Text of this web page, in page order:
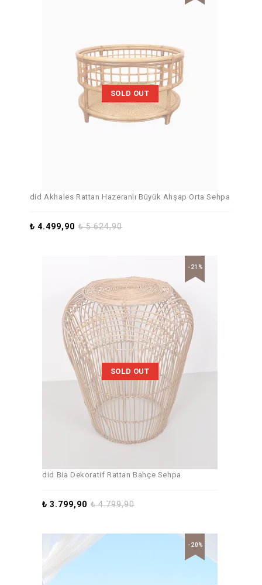
SOLD OUT
did Akhales Rattan Hazeranlı Büyük Ahşap Orta Sehpa
₺5.624,90
₺ 4.499,90
SOLD OUT
-21%
did Bia Dekoratif Rattan Bahçe Sehpa
₺4.799,90
₺ 3.799,90
-20%